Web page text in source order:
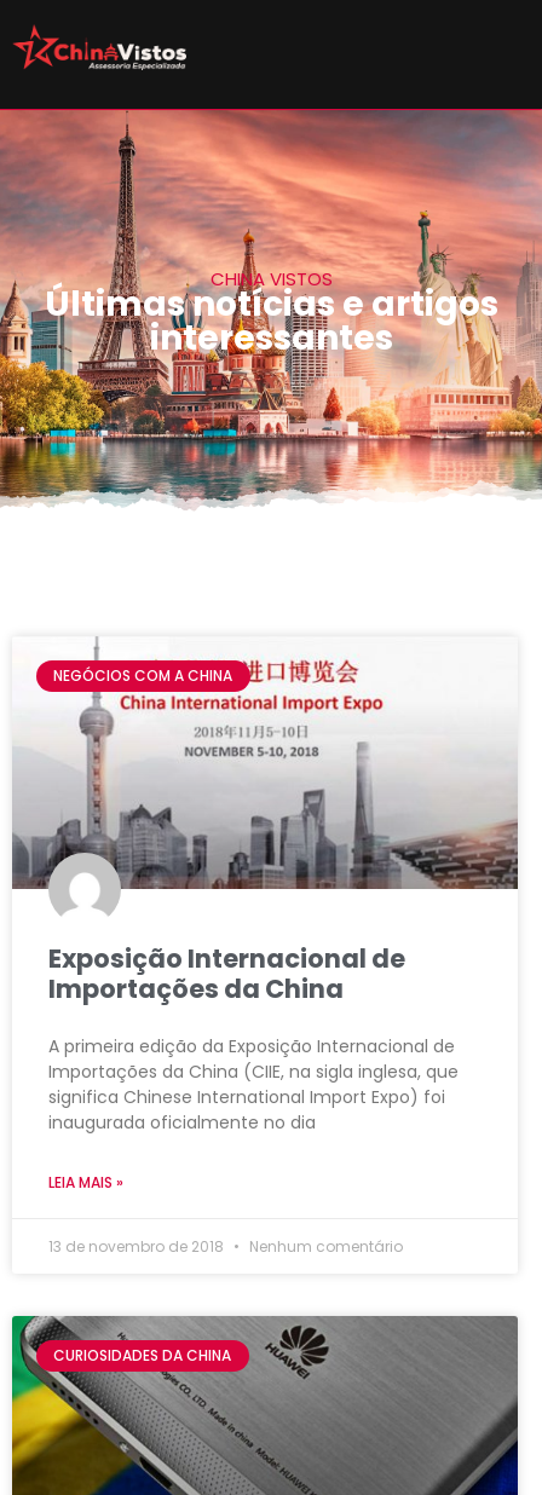
CHINA VISTOS
Últimas notícias e artigos
interessantes
NEGÓCIOS COM A CHINA
Exposição Internacional de
Importações da China
A primeira edição da Exposição Internacional de
Importações da China (CIIE, na sigla inglesa, que
significa Chinese International Import Expo) foi
inaugurada oficialmente no dia
LEIA MAIS »
13 de novembro de 2018 Nenhum comentário
CURIOSIDADES DA CHINA